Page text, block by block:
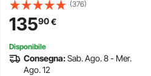
Laboratorio con 3 Contenitori per
Laboratorio, Clinica, Salone,
Ospedale
(376)
13590€
Disponibile
Consegna:Sab. Ago. 8 - Mer.
Ago. 12